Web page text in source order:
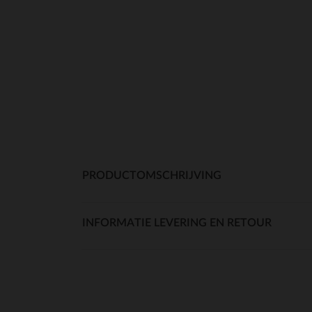
PRODUCTOMSCHRIJVING
INFORMATIE LEVERING EN RETOUR